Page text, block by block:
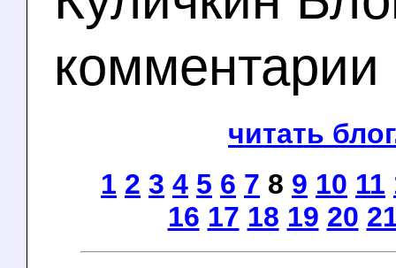
комментарии
читать
1 2 3 4 5 6 7 8 9 10 11
16 17 18 19 20